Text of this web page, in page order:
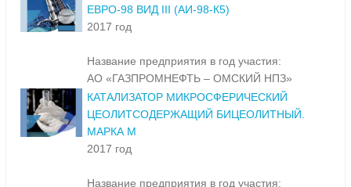
ЕВРО-98 ВИД III (АИ-98-К5)
2017 год
Название предприятия в год участия:
АО «ГАЗПРОМНЕФТЬ – ОМСКИЙ НПЗ»
КАТАЛИЗАТОР МИКРОСФЕРИЧЕСКИЙ
ЦЕОЛИТСОДЕРЖАЩИЙ БИЦЕОЛИТНЫЙ.
МАРКА М
2017 год
Название предприятия в год участия: